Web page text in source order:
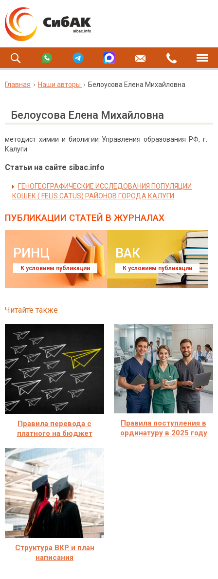
Главная Наши авторы Белоусова Елена Михайловна
Белоусова Елена Михайловна
методист химии и биолигии Управления образования РФ, г.
Калуги
Статьи на сайте sibac.info
ГЕНОГЕОГРАФИЧЕСКИЕ ИССЛЕДОВАНИЯ ПОПУЛЯЦИИ
КОШЕК ( FELIS CATUS) РАЙОНОВ ГОРОДА КАЛУГИ
ПУБЛИКАЦИИ СТАТЕЙ В ЖУРНАЛАХ
РИНЦ
К условиям публикации
ВАК
К условиям публикации
Читайте также
Правила перевода с
платного на бюджет
Правила поступления в
ординатуру в 2025 году
Структура ВКР и план
написания